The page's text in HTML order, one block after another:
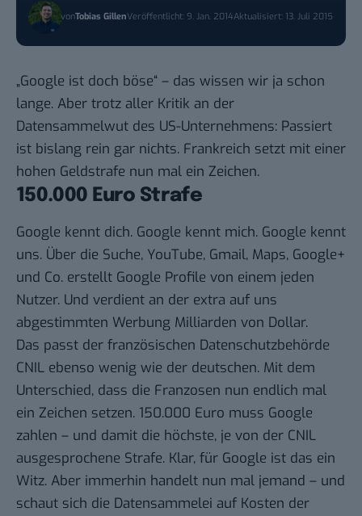
vonTobias GillenVeröffentlicht: 9. Jan. 2014Aktualisiert: 13. Juli 2015
„Google ist doch böse“ – das wissen wir ja schon
lange. Aber trotz aller Kritik an der
Datensammelwut des US-Unternehmens: Passiert
ist bislang rein gar nichts. Frankreich setzt mit einer
hohen Geldstrafe nun mal ein Zeichen.
150.000 Euro Strafe
Google kennt dich. Google kennt mich. Google kennt
uns. Über die Suche, YouTube, Gmail, Maps, Google+
und Co. erstellt Google Profile von einem jeden
Nutzer. Und verdient an der extra auf uns
abgestimmten Werbung Milliarden von Dollar.
Das passt der französischen Datenschutzbehörde
CNIL ebenso wenig wie der deutschen. Mit dem
Unterschied, dass die Franzosen nun endlich mal
ein Zeichen setzen. 150.000 Euro muss Google
zahlen – und damit die höchste, je von der CNIL
ausgesprochene Strafe. Klar, für Google ist das ein
Witz. Aber immerhin handelt nun mal jemand – und
schaut sich die Datensammelei auf Kosten der